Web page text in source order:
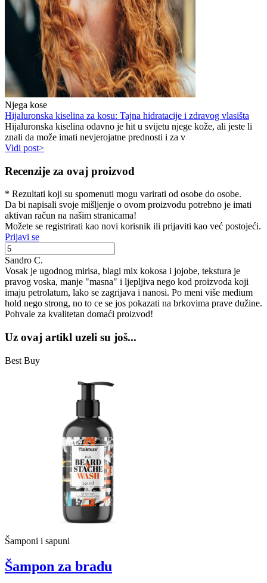
Njega kose
Hijaluronska kiselina za kosu: Tajna hidratacije i zdravog vlasišta
Hijaluronska kiselina odavno je hit u svijetu njege kože, ali jeste li
znali da može imati nevjerojatne prednosti i za v
Vidi post>
Recenzije za ovaj proizvod
* Rezultati koji su spomenuti mogu varirati od osobe do osobe.
Da bi napisali svoje mišljenje o ovom proizvodu potrebno je imati
aktivan račun na našim stranicama!
Možete se registrirati kao novi korisnik ili prijaviti kao već postojeći.
Prijavi se
Sandro C.
Vosak je ugodnog mirisa, blagi mix kokosa i jojobe, tekstura je
pravog voska, manje "masna" i ljepljiva nego kod proizvoda koji
imaju petrolatum, lako se zagrijava i nanosi. Po meni više medium
hold nego strong, no to ce se jos pokazati na brkovima prave dužine.
Pohvale za kvalitetan domaći proizvod!
Uz ovaj artikl uzeli su još...
Best Buy
Šamponi i sapuni
Šampon za bradu